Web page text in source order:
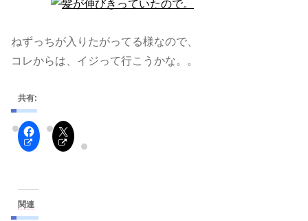
ねずっちが入りたがってる様なので、
コレからは、イジって行こうかな。。
共有:
関連